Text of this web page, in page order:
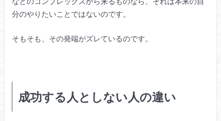
分のやりたいことではないのです。
そもそも、その発端がズレているのです。
成功する人としない人の違い